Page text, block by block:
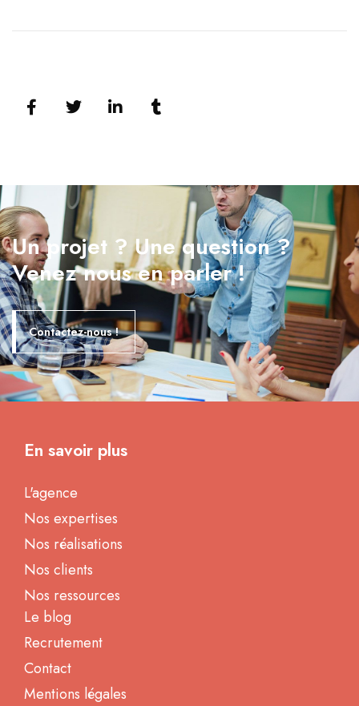
Un projet ? Une question ?
Venez nous en parler !
Contactez-nous !
En savoir plus
L'agence
Nos expertises
Nos réalisations
Nos clients
Nos ressources
Le blog
Recrutement
Contact
Mentions légales